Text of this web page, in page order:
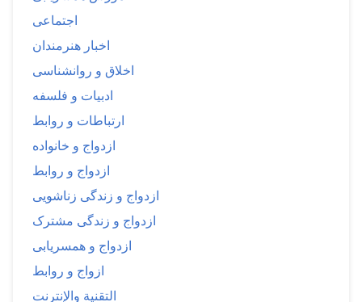
اجتماعی
اخبار هنرمندان
اخلاق و روانشناسی
ادبیات و فلسفه
ارتباطات و روابط
ازدواج و خانواده
ازدواج و روابط
ازدواج و زندگی زناشویی
ازدواج و زندگی مشترک
ازدواج و همسریابی
ازواج و روابط
التقنية والإنترنت